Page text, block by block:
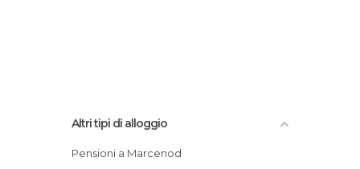
Altri tipi di alloggio
Pensioni a Marcenod